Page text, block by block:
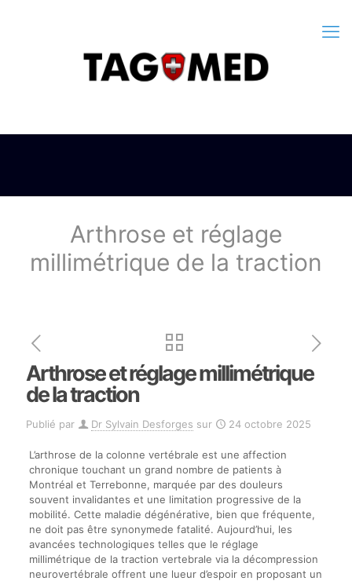
Arthrose et réglage
millimétrique de la traction
Arthrose et réglage millimétrique
de la traction
Publié par Dr Sylvain Desforges sur 24 octobre 2025
L’arthrose de la colonne vertébrale est une affection
chronique touchant un grand nombre de patients à
Montréal et Terrebonne, marquée par des douleurs
souvent invalidantes et une limitation progressive de la
mobilité. Cette maladie dégénérative, bien que fréquente,
ne doit pas être synonymede fatalité. Aujourd’hui, les
avancées technologiques telles que le réglage
millimétrique de la traction vertebrale via la décompression
neurovertébrale offrent une lueur d’espoir en proposant un